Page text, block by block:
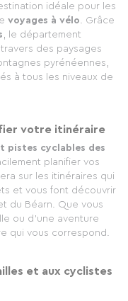
idéale pour les
voyages à vélo. Grâce
, le département
des paysages
pyrénéennes,
à tous les niveaux de
votre itinéraire
pistes cyclables des
planifier vos
sur les itinéraires qui
et vous font découvrir
du Béarn. Que vous
ou d’une aventure
qui vous correspond.
et aux cyclistes